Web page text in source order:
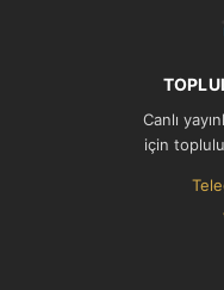
Canlı
için